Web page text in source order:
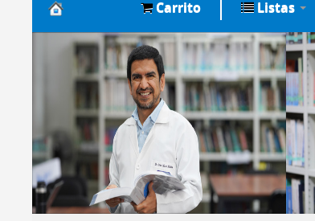
Biblioteca
Central
EsSalud
Carrito Listas